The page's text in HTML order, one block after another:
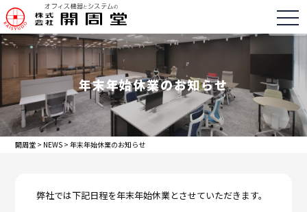
年末年始休業のお知らせ
開周堂 > NEWS >年末年始休業のお知らせ
弊社では下記日程を年末年始休業とさせていただきます。